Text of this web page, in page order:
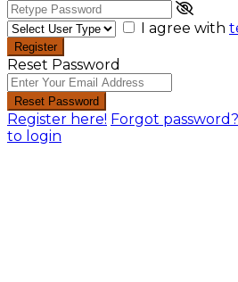
I agree with
Register
Reset Password
Reset Password
Register here! Forgot password?
to login